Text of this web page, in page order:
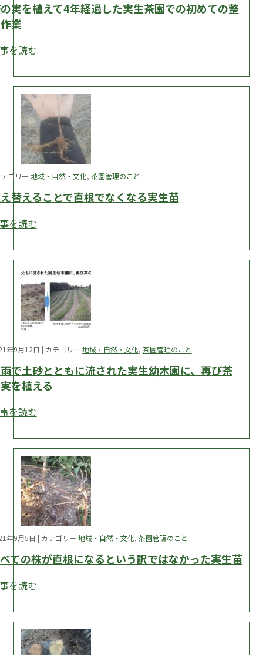
実を植えて4年経過した実生茶園での初めての整
業
を読む
ゴリー 地域・自然・文化, 茶園管理のこと
替えることで直根でなくなる実生苗
を読む
年9月12日 | カテゴリー 地域・自然・文化, 茶園管理のこと
で土砂とともに流された実生幼木園に、再び茶
を植える
を読む
年9月5日 | カテゴリー 地域・自然・文化, 茶園管理のこと
ての株が直根になるという訳ではなかった実生苗
を読む